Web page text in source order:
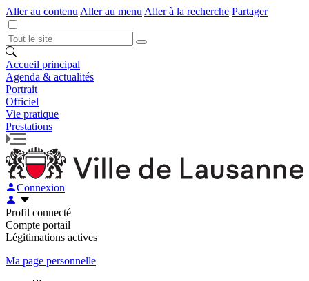
Aller au contenu Aller au menu Aller à la recherche Partager
Accueil principal
Agenda & actualités
Portrait
Officiel
Vie pratique
Prestations
Connexion
Profil connecté
Compte portail
Légitimations actives
Ma page personnelle